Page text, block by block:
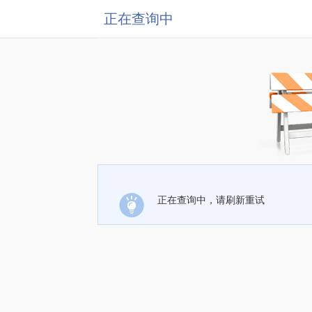
正在查询中
正在查询中，请刷新重试